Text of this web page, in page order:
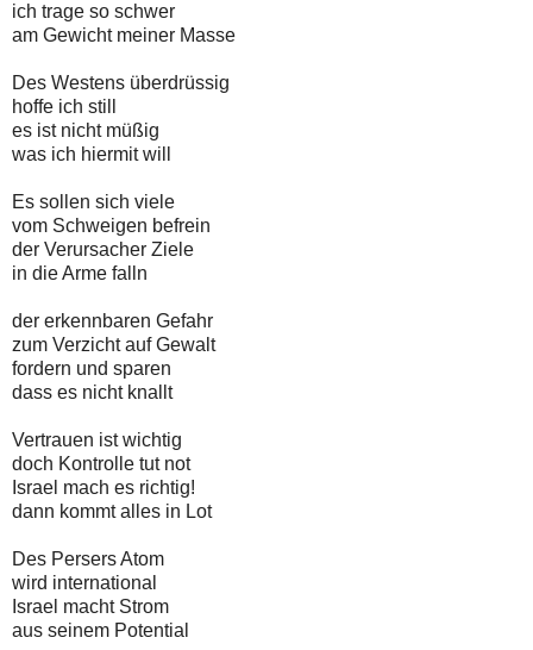
ich trage so schwer
am Gewicht meiner Masse
Des Westens überdrüssig
hoffe ich still
es ist nicht müßig
was ich hiermit will
Es sollen sich viele
vom Schweigen befrein
der Verursacher Ziele
in die Arme falln
der erkennbaren Gefahr
zum Verzicht auf Gewalt
fordern und sparen
dass es nicht knallt
Vertrauen ist wichtig
doch Kontrolle tut not
Israel mach es richtig!
dann kommt alles in Lot
Des Persers Atom
wird international
Israel macht Strom
aus seinem Potential